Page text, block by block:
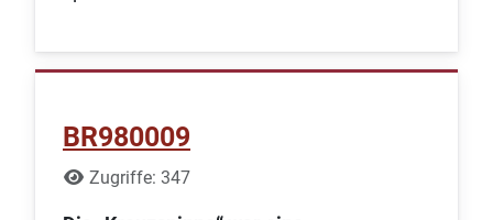
BR980009
DetailsZugriffe: 347